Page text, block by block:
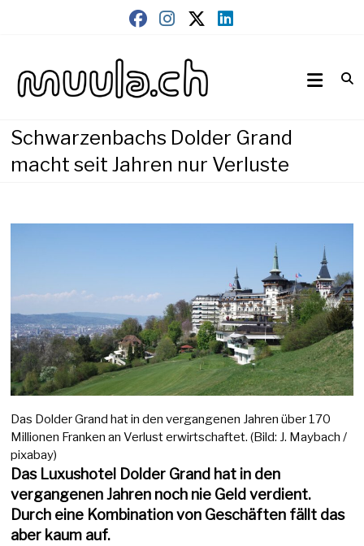
muula.ch
Schwarzenbachs Dolder Grand
macht seit Jahren nur Verluste
Das Dolder Grand hat in den vergangenen Jahren über 170
Millionen Franken an Verlust erwirtschaftet. (Bild: J. Maybach /
pixabay)
Das Luxushotel Dolder Grand hat in den
vergangenen Jahren noch nie Geld verdient.
Durch eine Kombination von Geschäften fällt das
aber kaum auf.